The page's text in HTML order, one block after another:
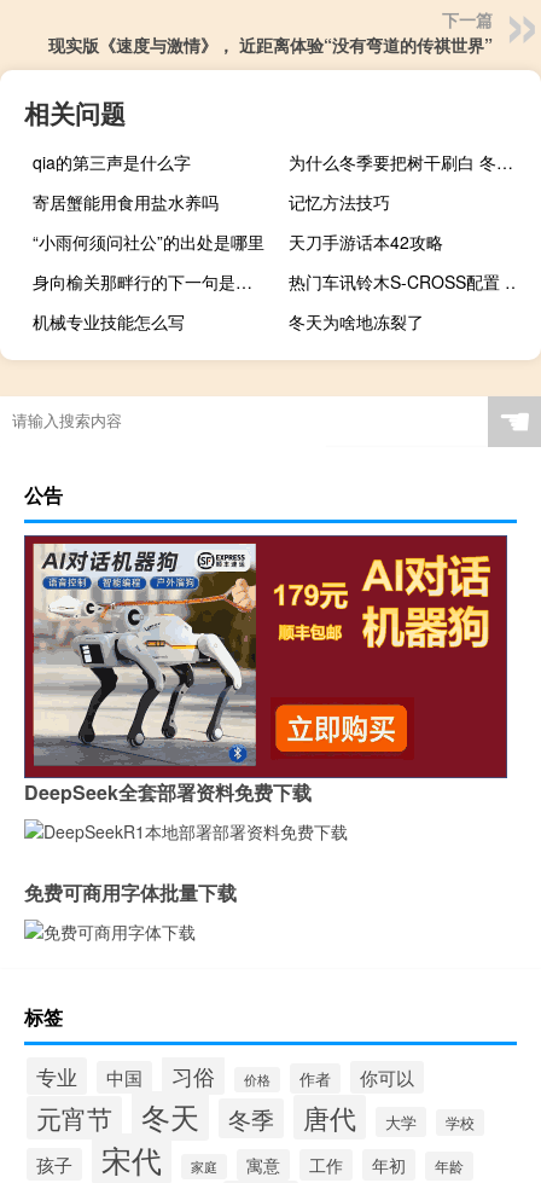
下一篇
现实版《速度与激情》， 近距离体验“没有弯道的传祺世界”
相关问题
qia的第三声是什么字
为什么冬季要把树干刷白 冬天树为什么要刷白石灰
寄居蟹能用食用盐水养吗
记忆方法技巧
“小雨何须问社公”的出处是哪里
天刀手游话本42攻略
身向榆关那畔行的下一句是什么
热门车讯铃木S-CROSS配置 将11月20日上市/12万起
机械专业技能怎么写
冬天为啥地冻裂了
☚
公告
DeepSeek全套部署资料免费下载
免费可商用字体批量下载
标签
专业 中国 习俗 价格 作者 你可以
元宵节 冬天 冬季 唐代 大学 学校
孩子 宋代 家庭 寓意 工作 年初 年龄